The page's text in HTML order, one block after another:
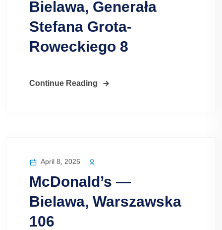
Bielawa, Generała
Stefana Grota-
Roweckiego 8
Continue Reading
April 8, 2026
McDonald’s —
Bielawa, Warszawska
106